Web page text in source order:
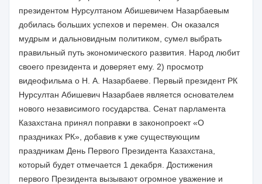
президентом Нурсултаном Абишевичем Назарбаевым
добилась больших успехов и перемен. Он оказался
мудрым и дальновидным политиком, сумел выбрать
правильный путь экономического развития. Народ любит
своего президента и доверяет ему. 2) просмотр
видеофильма о Н. А. Назарбаеве. Первый президент РК
Нурсултан Абишевич Назарбаев является основателем
нового независимого государства. Сенат парламента
Казахстана принял поправки в законопроект «О
праздниках РК», добавив к уже существующим
праздникам День Первого Президента Казахстана,
который будет отмечается 1 декабря. Достижения
первого Президента вызывают огромное уважение и